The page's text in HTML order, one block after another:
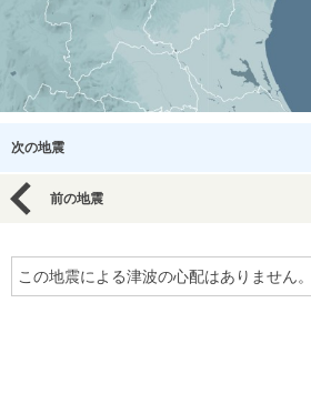
次の地震
前の地震
この地震による津波の心配はありません。